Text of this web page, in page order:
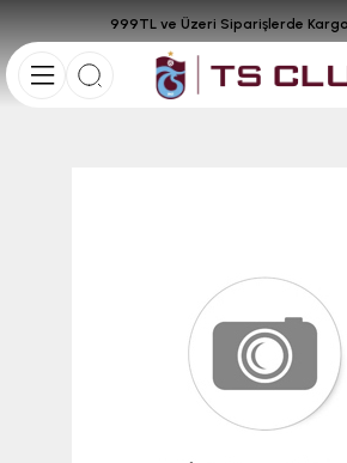
999TL ve Üzeri Siparişlerde